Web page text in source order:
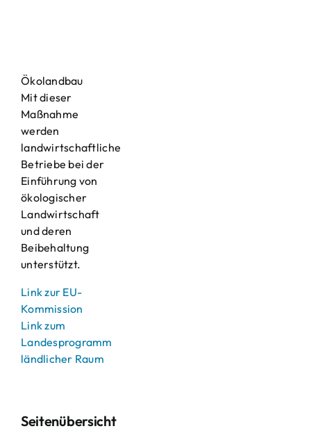
Ökolandbau
Mit dieser
Maßnahme
werden
landwirtschaftliche
Betriebe bei der
Einführung von
ökologischer
Landwirtschaft
und deren
Beibehaltung
unterstützt.
Link zur EU-
Kommission
Link zum
Landesprogramm
ländlicher Raum
Seitenübersicht